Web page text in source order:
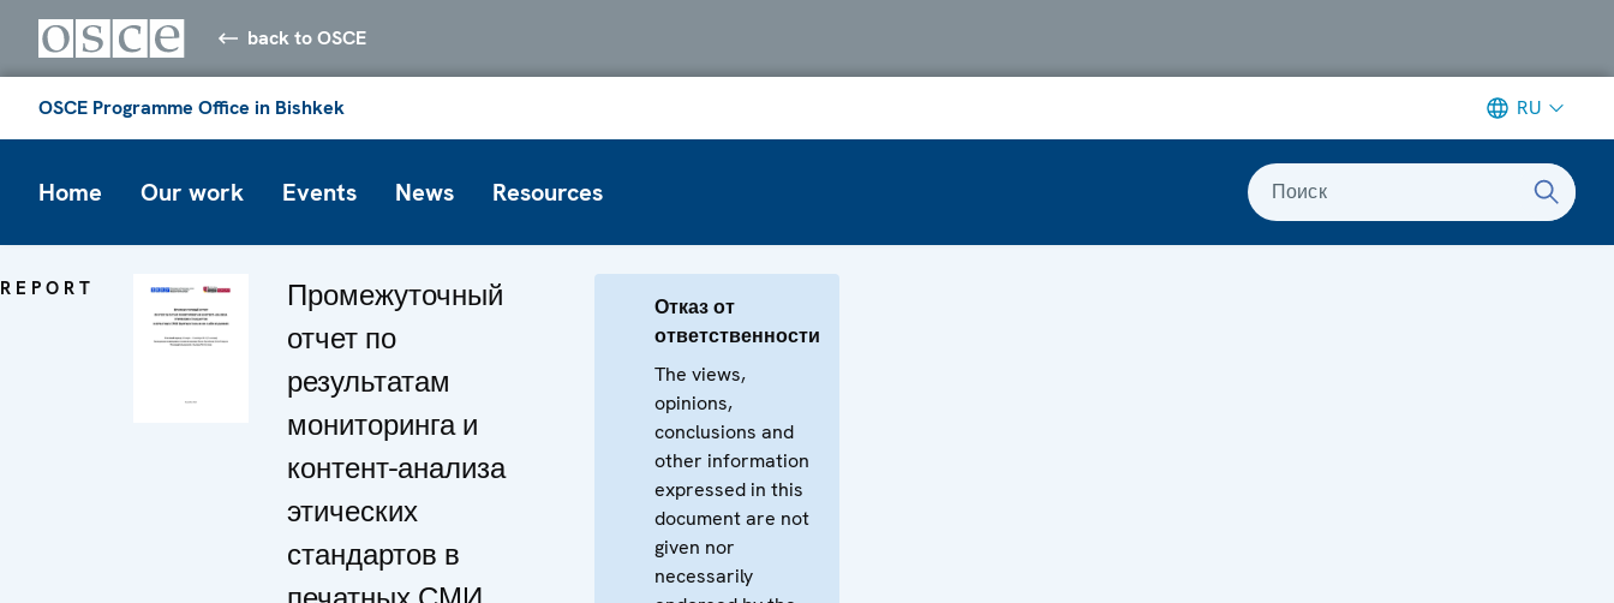
back to OSCE
OSCE Programme Office in Bishkek RU
Home Our work Events News Resources Поиск
REPORT
Промежуточный
отчет по
результатам
мониторинга и
контент-анализа
этических
стандартов в
Отказ от
ответственности
The views,
opinions,
conclusions and
other information
expressed in this
document are not
given nor
necessarily